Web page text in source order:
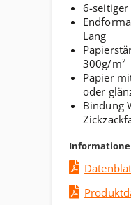
6-
Lang
300g/m²
Papier
oder
Bindung